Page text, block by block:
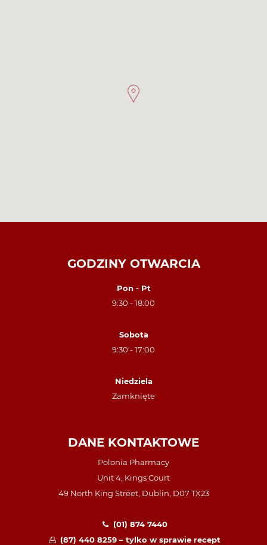
GODZINY OTWARCIA
Pon - Pt
9:30 - 18:00
Sobota
9:30 - 17:00
Niedziela
Zamknięte
DANE KONTAKTOWE
Polonia Pharmacy
Unit 4, Kings Court
49 North King Street, Dublin, D07 TX23
(01) 874 7440
(87) 440 8259 – tylko w sprawie recept